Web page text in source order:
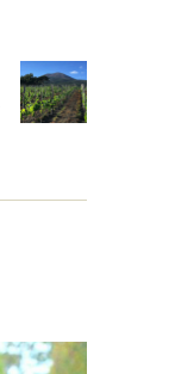
Next
post: